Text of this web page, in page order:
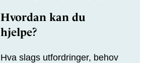
Hvordan kan du
hjelpe?
Hva slags utfordringer, behov